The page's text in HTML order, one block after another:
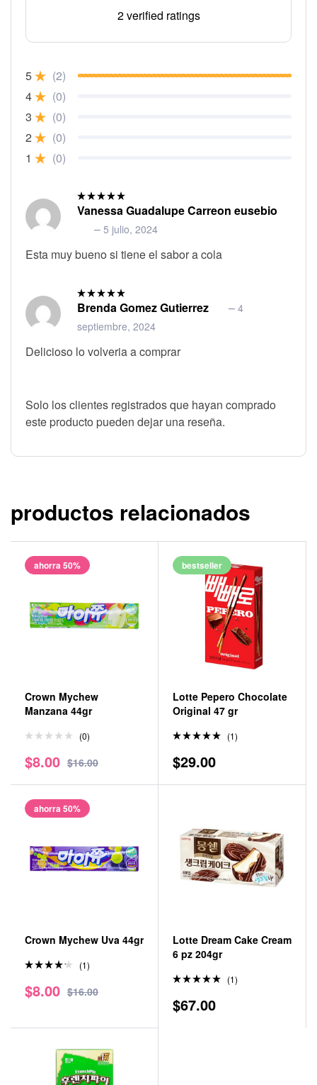
Valorado
en5.00
2 verified ratings
1 (0)
2 (0)
3 (0)
4 (0)
5 (2)
Valorado
en5de 5
Vanessa Guadalupe Carreon eusebio
– 5 julio, 2024
Esta muy bueno si tiene el sabor a cola
Valorado
en5de 5
Brenda Gomez Gutierrez – 4
septiembre, 2024
Delicioso lo volveria a comprar
Solo los clientes registrados que hayan comprado
este producto pueden dejar una reseña.
productos relacionados
ahorra 50%
Crown Mychew
Manzana 44gr
(0)
$16.00
$8.00
bestseller
Lotte Pepero Chocolate
Original 47 gr
en5.00
de 5
(1)
$29.00
ahorra 50%
Crown Mychew Uva 44gr
o en
4.00de
(1)
$16.00
$8.00
Lotte Dream Cake Cream
6 pz 204gr
en5.00
de 5
(1)
$67.00